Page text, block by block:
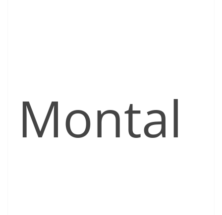
Montal